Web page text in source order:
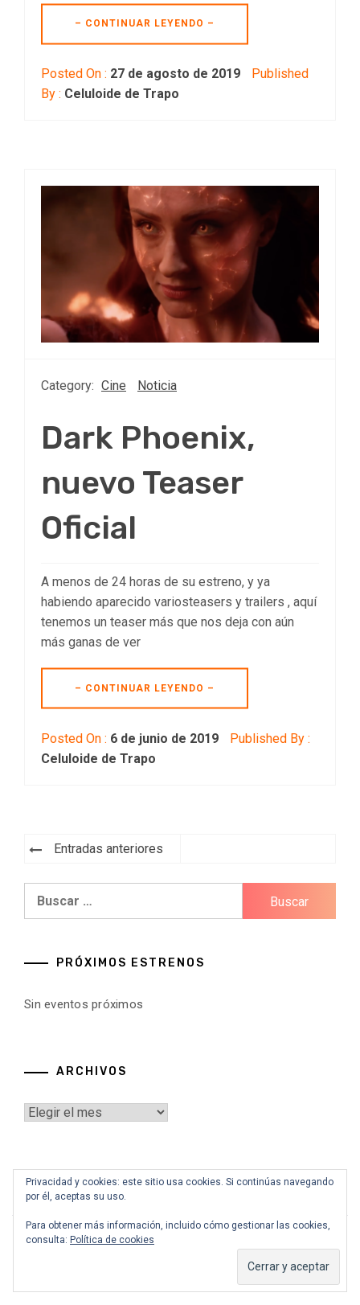
– CONTINUAR LEYENDO –
Posted On : 27 de agosto de 2019
Published
By : Celuloide de Trapo
Category: Cine Noticia
Dark Phoenix,
nuevo Teaser
Oficial
A menos de 24 horas de su estreno, y ya
habiendo aparecido variosteasers y trailers , aquí
tenemos un teaser más que nos deja con aún
más ganas de ver
– CONTINUAR LEYENDO –
Posted On : 6 de junio de 2019
Published By :
Celuloide de Trapo
Navegación
entradas
Entradas anteriores
PRÓXIMOS ESTRENOS
Sin eventos próximos
ARCHIVOS
Archivos
Privacidad y cookies: este sitio usa cookies. Si continúas navegando
por él, aceptas su uso.
Para obtener más información, incluido cómo gestionar las cookies,
consulta: Política de cookies